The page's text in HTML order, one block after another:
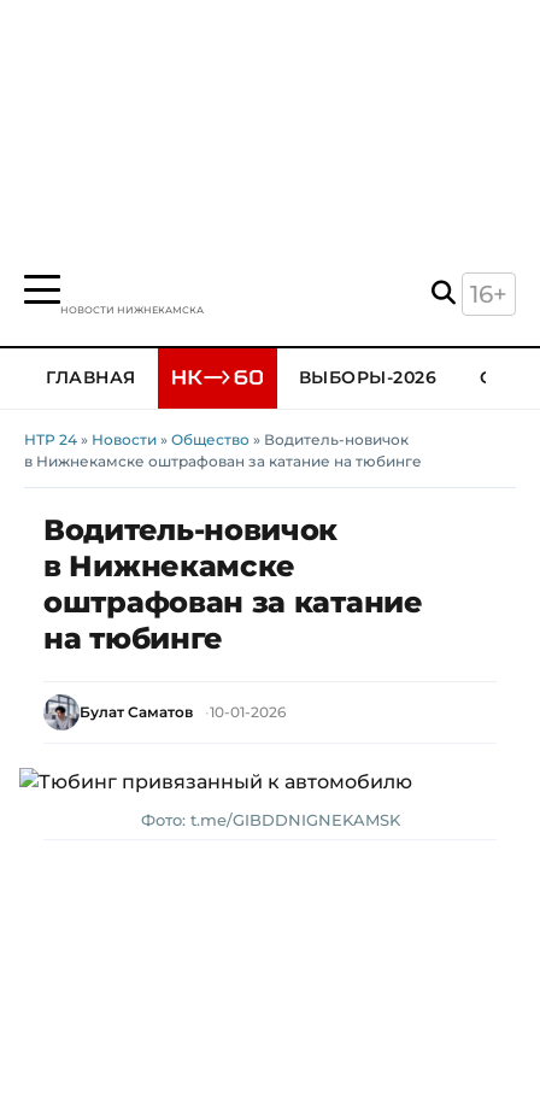
НОВОСТИ НИЖНЕКАМСКА
16+
ГЛАВНАЯ ВЫБОРЫ-2026
НТР 24 » Новости » Общество » Водитель-новичок
в Нижнекамске оштрафован за катание на тюбинге
Водитель-новичок
в Нижнекамске
оштрафован за катание
на тюбинге
Булат Саматов 10-01-2026
Фото: t.me/GIBDDNIGNEKAMSK